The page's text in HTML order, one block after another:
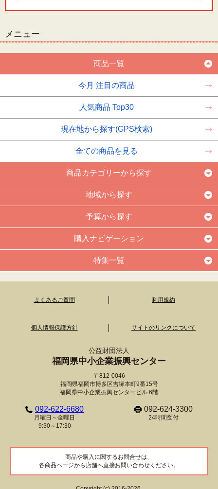
メニュー
商品一覧
今月 注目の商品
人気商品 Top30
現在地から探す(GPS検索)
全ての商品を見る
商品カテゴリーから探す
地域から探す
予算から探す
購入ナビゲーション
特集一覧
よくあるご質問 利用規約
個人情報保護方針 サイトのリンクについて
公益財団法人
福岡県中小企業振興センター
〒812-0046
福岡県福岡市博多区吉塚本町9番15号
福岡県中小企業振興センタービル 6階
092-622-6680
月曜日～金曜日
9:30～17:30
092-624-3300
24時間受付
商品や購入に関するお問合せは、
各商品ページから店舗へ直接お問い合わせください。